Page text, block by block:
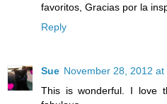
favoritos, Gracias por la
Reply
Sue November 28, 2012 at
This is wonderful. I love